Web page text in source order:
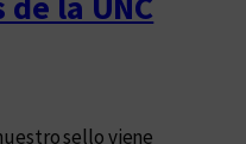
sello viene